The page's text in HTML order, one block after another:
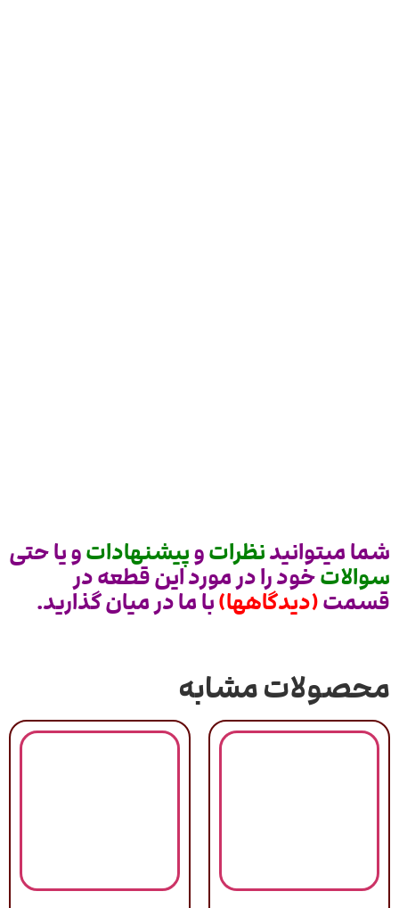
شما میتوانیدنظراتوپیشنهاداتو یا حتی
سوالاتخود را در مورد این قطعه در
قسمت(دیدگاهها)با ما در میان گذارید.
محصولات مشابه